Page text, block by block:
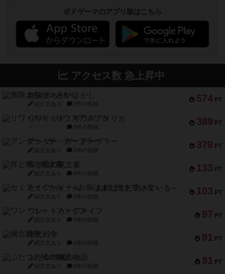
ボドゲーマのアプリ版はこちら
アクセス数 急上昇中
574 PT
無限まちがいさがし
紹介文あり 2件の投稿
389 PT
リワイルド：サウスアメリカ
2件の投稿
378 PT
アンダー・ザ・テーブラー
紹介文あり 1件の投稿
133 PT
宵と暁の呪文書
紹介文あり 8件の投稿
103 PT
セミファイナル ～お前はまだ生きている～
紹介文あり 1件の投稿
97 PT
ワン・トゥ・ファイブ
紹介文あり 1件の投稿
91 PT
南北戦争
紹介文あり 1件の投稿
91 PT
ふたつの城の物語
紹介文あり 6件の投稿